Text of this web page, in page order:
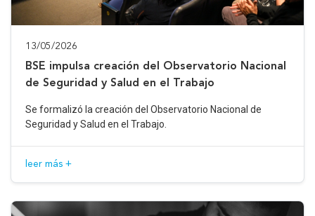
13/05/2026
BSE impulsa creación del Observatorio Nacional
de Seguridad y Salud en el Trabajo
Se formalizó la creación del Observatorio Nacional de
Seguridad y Salud en el Trabajo.
leer más +